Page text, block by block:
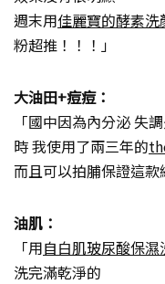
週末用佳麗寶的酵素洗
粉超推！！！」
大油田+痘痘：
「國中因為內分泌 失
時 我使用了兩三年的
而且可以拍脯保證這款
油肌：
「用自白肌玻尿酸保濕
洗完滿乾淨的